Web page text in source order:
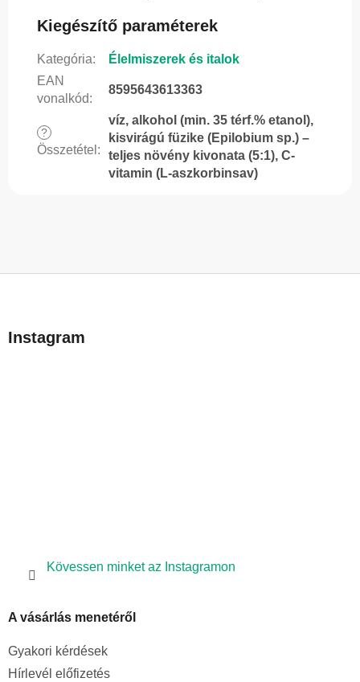
Kiegészítő paraméterek
Kategória:
Élelmiszerek és italok
EAN
vonalkód:
8595643613363
?
Összetétel :
víz, alkohol (min. 35 térf.% etanol),
kisvirágú füzike (Epilobium sp.) –
teljes növény kivonata (5:1), C-
vitamin (L-aszkorbinsav)
bInstagram
Kövessen minket az Instagramon
A vásárlás menetéről
Gyakori kérdések
Hírlevél előfizetés